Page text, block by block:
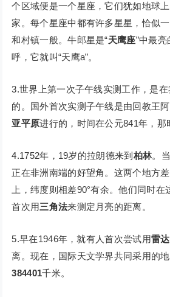
个区域便是一个星座，它们犹如地球
家。每个星座中都有许多星星，恰似
和村镇一般。牛郎星是“天鹰座”中最
呼，它就叫“天鹰a”。
3.世界上第一次子午线实测工作，是在
的。国外首次实测子午线是由回教王
亚平原进行的，时间在公元841年，那
4.1752年，19岁的拉朗德来到 柏林。
正在非洲南端的好望角。这两个地方
上，纬度则相差90°有余。他们同时在
首次用三角法来测定月亮的距离。
5.早在1946年，就有人首次尝试用雷达
离。现在，国际天文学界共同采用的
384401千米。